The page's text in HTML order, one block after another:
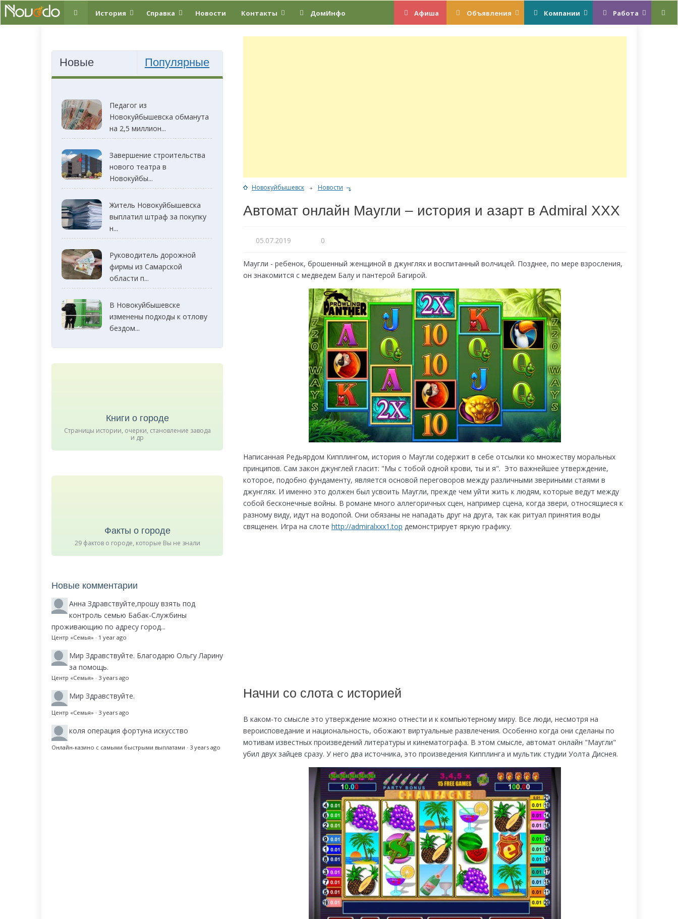
История Справка Новости Контакты Работа
Компании
Объявления
Афиша
ДомИнфо
Новокуйбышевск Новости
Автомат онлайн Маугли – история и азарт в Admiral XXX
05.07.2019 0
Маугли - ребенок, брошенный женщиной в джунглях и воспитанный волчицей. Позднее, по мере взросления,
он знакомится с медведем Балу и пантерой Багирой.
Написанная Редьярдом Кипплингом, история о Маугли содержит в себе отсылки ко множеству моральных
принципов. Сам закон джунглей гласит: "Мы с тобой одной крови, ты и я". Это важнейшее утверждение,
которое, подобно фундаменту, является основой переговоров между различными звериными стаями в
джунглях. И именно это должен был усвоить Маугли, прежде чем уйти жить к людям, которые ведут между
собой бесконечные войны. В романе много аллегоричных сцен, например сцена, когда звери, относящиеся к
разному виду, идут на водопой. Они обязаны не нападать друг на друга, так как ритуал принятия воды
священен. Игра на слоте http://admiralxxx1.top демонстрирует яркую графику.
Начни со слота с историей
В каком-то смысле это утверждение можно отнести и к компьютерному миру. Все люди, несмотря на
вероисповедание и национальность, обожают виртуальные развлечения. Особенно когда они сделаны по
мотивам известных произведений литературы и кинематографа. В этом смысле, автомат онлайн "Маугли"
убил двух зайцев сразу. У него два источника, это произведения Кипплинга и мультик студии Уолта Диснея.
Новые Популярные
Педагог из
Новокуйбышевска обманута
на 2,5 миллион...
Завершение строительства
нового театра в
Новокуйбы...
Житель Новокуйбышевска
выплатил штраф за покупку
н...
Руководитель дорожной
фирмы из Самарской
области п...
В Новокуйбышевске
изменены подходы к отлову
бездом...
Книги о городе
Страницы истории, очерки, становление завода
и др
Факты о городе
29 фактов о городе, которые Вы не знали
Новые комментарии
Анна Здравствуйте,прошу взять под
контроль семью Бабак-Службины
проживающию по адресу город...
Центр «Семья» · 1 year ago
Мир Здравствуйте. Благодарю Ольгу Ларину
за помощь.
Центр «Семья» · 3 years ago
Мир Здравствуйте.
Центр «Семья» · 3 years ago
коля операция фортуна искусство
Онлайн-казино с самыми быстрыми выплатами · 3 years ago